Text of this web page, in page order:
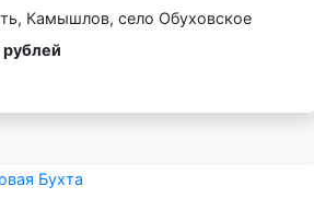
Камышлов, село Обуховское